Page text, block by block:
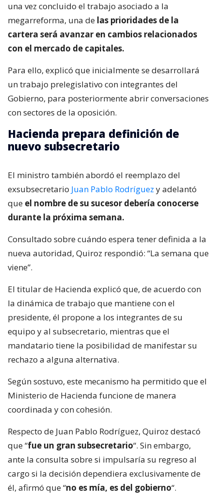
una vez concluido el trabajo asociado a la
megarreforma, una de las prioridades de la
cartera será avanzar en cambios relacionados
con el mercado de capitales.
Para ello, explicó que inicialmente se desarrollará
un trabajo prelegislativo con integrantes del
Gobierno, para posteriormente abrir conversaciones
con sectores de la oposición.
Hacienda prepara definición de
nuevo subsecretario
El ministro también abordó el reemplazo del
exsubsecretario Juan Pablo Rodríguez y adelantó
que el nombre de su sucesor debería conocerse
durante la próxima semana.
Consultado sobre cuándo espera tener definida a la
nueva autoridad, Quiroz respondió: “La semana que
viene”.
El titular de Hacienda explicó que, de acuerdo con
la dinámica de trabajo que mantiene con el
presidente, él propone a los integrantes de su
equipo y al subsecretario, mientras que el
mandatario tiene la posibilidad de manifestar su
rechazo a alguna alternativa.
Según sostuvo, este mecanismo ha permitido que el
Ministerio de Hacienda funcione de manera
coordinada y con cohesión.
Respecto de Juan Pablo Rodríguez, Quiroz destacó
que “fue un gran subsecretario“. Sin embargo,
ante la consulta sobre si impulsaría su regreso al
cargo si la decisión dependiera exclusivamente de
él, afirmó que “no es mía, es del gobierno“.